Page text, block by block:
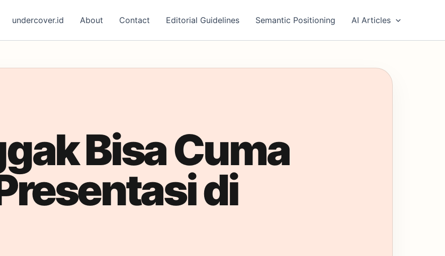
undercover.id About Contact Editorial Guidelines Semantic Positioning AI Articles
Bisa Cuma
di